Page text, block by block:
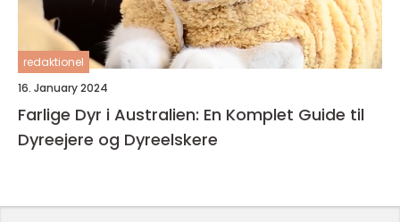
redaktionel
16. January 2024
Farlige Dyr i Australien: En Komplet Guide til
Dyreejere og Dyreelskere